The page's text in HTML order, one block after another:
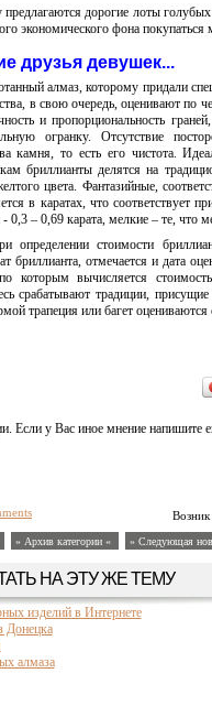
дорогие лоты
экономического фона
друзья девушек...
алмаз, которому придали
в свою очередь, оценивают по
и пропорциональность
огранку. Отсутствие
камня, то есть его чистота.
бриллианты делятся на
цвета. Фантазийные,
в каратах, что соответствует
– 0,69 карата, мелкие – те, что
определении стоимости
бриллианта, отмечается и дата
вычисляется
срабатывают традиции,
трапеция или багет оцениваются
Если у Вас иное мнение напишите
Возник
» Архив категории « » Следующая
НА ЭТУ ЖЕ ТЕМУ
изделий в Интернете
Донецка
алмаза